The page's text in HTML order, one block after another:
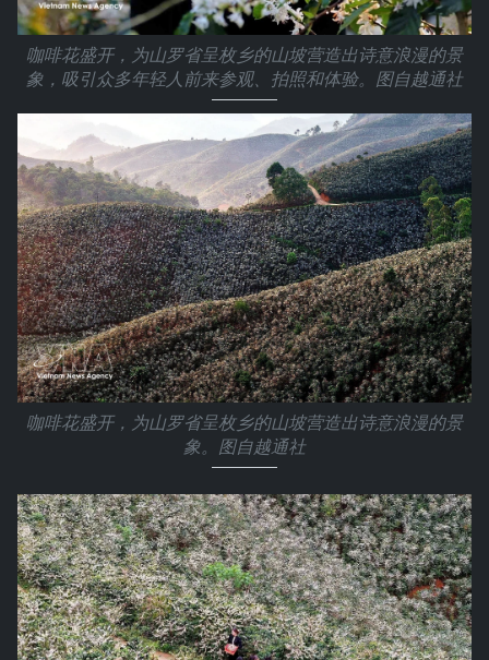
咖啡花盛开，为山罗省呈枚乡的山坡营造出诗意浪漫的景
象，吸引众多年轻人前来参观、拍照和体验。图自越通社
咖啡花盛开，为山罗省呈枚乡的山坡营造出诗意浪漫的景
象。图自越通社